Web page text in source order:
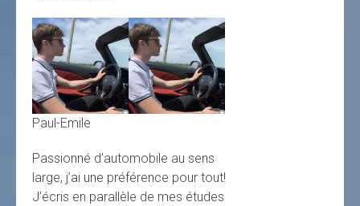
Paul-Emile
Passionné d’automobile au sens
large, j’ai une préférence pour tout!
J’écris en parallèle de mes études